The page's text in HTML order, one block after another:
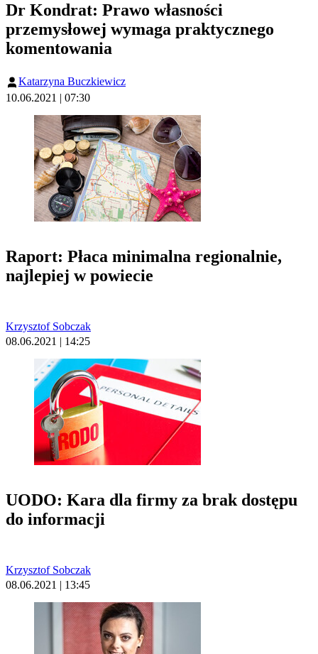
Dr Kondrat: Prawo własności
przemysłowej wymaga praktycznego
komentowania
Katarzyna Buczkiewicz
10.06.2021 | 07:30
Raport: Płaca minimalna regionalnie,
najlepiej w powiecie
Krzysztof Sobczak
08.06.2021 | 14:25
UODO: Kara dla firmy za brak dostępu
do informacji
Krzysztof Sobczak
08.06.2021 | 13:45